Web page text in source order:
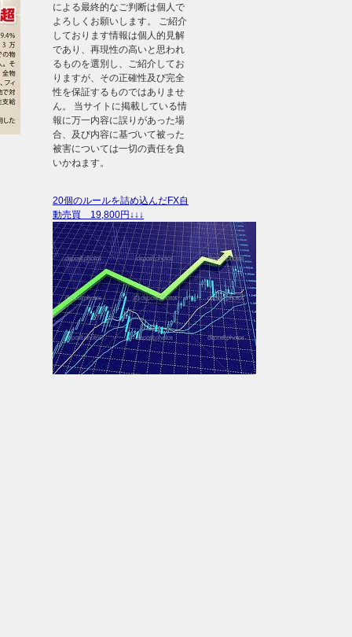
による最終的なご判断は個人で
よろしくお願いします。 ご紹介
しております情報は個人的見解
であり、再現性の高いと思われ
るものを選別し、ご紹介してお
りますが、その正確性及び完全
性を保証するものではありませ
ん。 当サイトに掲載している情
報に万一内容に誤りがあった場
合、及び内容に基づいて被った
被害については一切の責任を負
いかねます。
20個のルールを詰め込んだFX自
動売買 19,800円↓↓↓